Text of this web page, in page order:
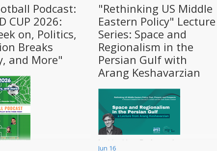
Podcast:
CUP 2026:
on, Politics,
Breaks
and More"
a variety of
"Rethinking US Middle
Eastern Policy" Lecture
Series: Space and
Regionalism in the
Persian Gulf with
Arang Keshavarzian
In this video, Professor Arang
Jun 16